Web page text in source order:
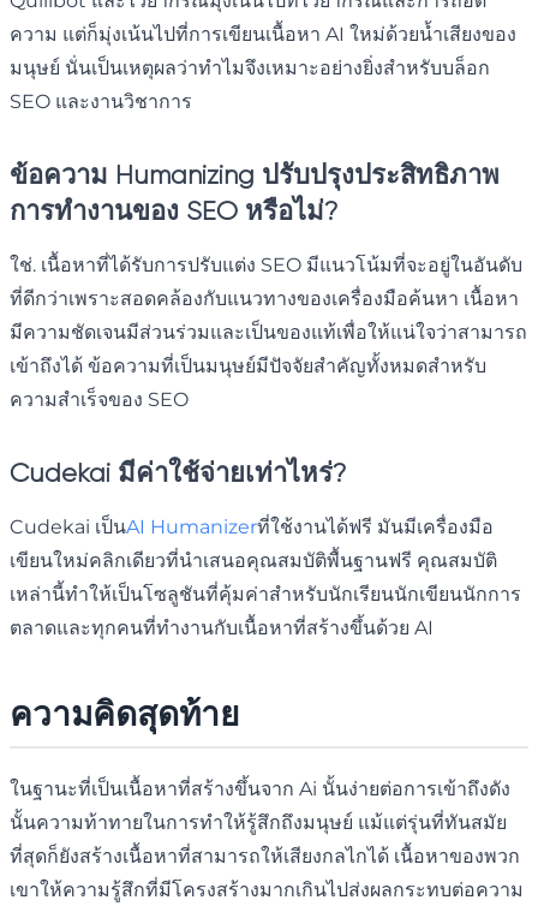
ความ แต่ก็มุ่งเน้นไปที่การเขียนเนื้อหา AI ใหม่ด้วยน้ำเสียงของ
มนุษย์ นั่นเป็นเหตุผลว่าทำไมจึงเหมาะอย่างยิ่งสำหรับบล็อก
SEO และงานวิชาการ
ข้อความ Humanizing ปรับปรุงประสิทธิภาพ
การทำงานของ SEO หรือไม่?
ใช่. เนื้อหาที่ได้รับการปรับแต่ง SEO มีแนวโน้มที่จะอยู่ในอันดับ
ที่ดีกว่าเพราะสอดคล้องกับแนวทางของเครื่องมือค้นหา เนื้อหา
มีความชัดเจนมีส่วนร่วมและเป็นของแท้เพื่อให้แน่ใจว่าสามารถ
เข้าถึงได้ ข้อความที่เป็นมนุษย์มีปัจจัยสำคัญทั้งหมดสำหรับ
ความสำเร็จของ SEO
Cudekai มีค่าใช้จ่ายเท่าไหร่?
Cudekai เป็นAI Humanizerที่ใช้งานได้ฟรี มันมีเครื่องมือ
เขียนใหม่คลิกเดียวที่นำเสนอคุณสมบัติพื้นฐานฟรี คุณสมบัติ
เหล่านี้ทำให้เป็นโซลูชันที่คุ้มค่าสำหรับนักเรียนนักเขียนนักการ
ตลาดและทุกคนที่ทำงานกับเนื้อหาที่สร้างขึ้นด้วย AI
ความคิดสุดท้าย
ในฐานะที่เป็นเนื้อหาที่สร้างขึ้นจาก Ai นั้นง่ายต่อการเข้าถึงดัง
นั้นความท้าทายในการทำให้รู้สึกถึงมนุษย์ แม้แต่รุ่นที่ทันสมัย
ที่สุดก็ยังสร้างเนื้อหาที่สามารถให้เสียงกลไกได้ เนื้อหาของพวก
เขาให้ความรู้สึกที่มีโครงสร้างมากเกินไปส่งผลกระทบต่อความ